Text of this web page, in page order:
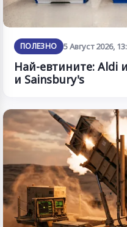
ПОЛЕЗНО 5 Август 2026,
Най-евтините: Aldi
и Sainsbury's